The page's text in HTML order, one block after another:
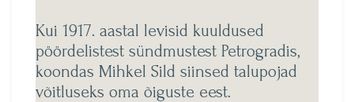
Kui 1917. aastal levisid kuuldused
pöördelistest sündmustest Petrogradis,
koondas Mihkel Sild siinsed talupojad
võitluseks oma õiguste eest.